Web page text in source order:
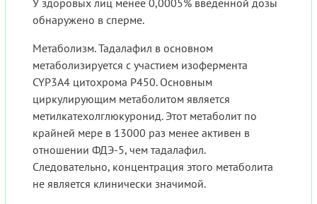
У здоровых лиц менее 0,0005% введенной дозы
обнаружено в сперме.
Метаболизм. Тадалафил в основном
метаболизируется с участием изофермента
CYP3A4 цитохрома Р450. Основным
циркулирующим метаболитом является
метилкатехолглюкуронид. Этот метаболит по
крайней мере в 13000 раз менее активен в
отношении ФДЭ-5, чем тадалафил.
Следовательно, концентрация этого метаболита
не является клинически значимой.